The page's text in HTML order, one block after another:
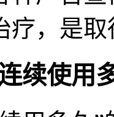
疗，是
续使用